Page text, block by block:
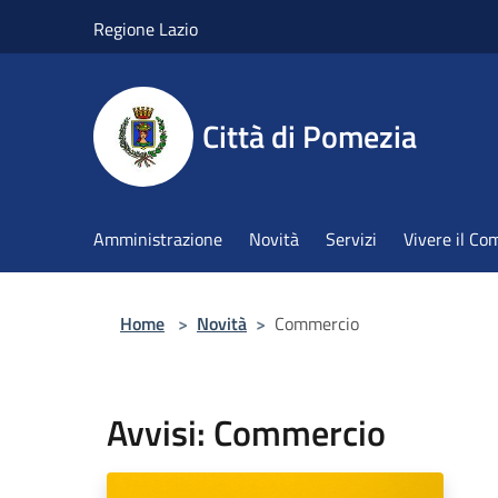
Regione Lazio
Città di Pomezia
Amministrazione Novità Servizi Vivere il
Home > Novità > Commercio
Avvisi: Commercio